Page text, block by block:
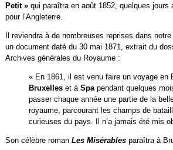
Petit »qui paraîtra en août 1852, quelques jours
pour l’Angleterre.
Il reviendra à de nombreuses reprises dans
un document daté du 30 mai 1871, extrait du
Archives générales du Royaume :
« En 1861, il est venu faire un voyage en
Bruxelles et à Spa pendant quelques
passer chaque année une partie de la
royaume, parcourant les champs de
curieuses du pays. Il n’a jamais été mis
Son célèbre roman Les Misérables paraîtra à